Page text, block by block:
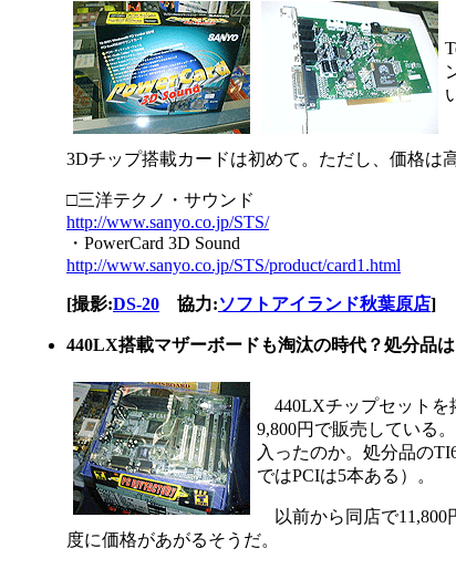
3Dチップ搭載カードは初めて。ただし、価格は
□三洋テクノ・サウンド
http://www.sanyo.co.jp/STS/
・PowerCard 3D Sound
http://www.sanyo.co.jp/STS/product/card1.html
[撮影:DS-20 協力:ソフトアイランド秋葉原店]
440LX搭載マザーボードも淘汰の時代？処分品
440LXチップセットを
9,800円で販売している
入ったのか。処分品の
ではPCIは5本ある）。
以前から同店で11,800
度に価格があがるそうだ。